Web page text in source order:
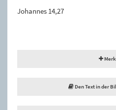
Johannes 14,27
Den Text in der